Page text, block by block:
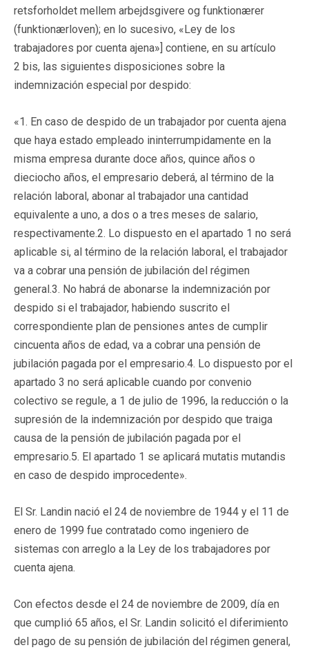
retsforholdet mellem arbejdsgivere og funktionærer
(funktionærloven); en lo sucesivo, «Ley de los
trabajadores por cuenta ajena»] contiene, en su artículo
2 bis, las siguientes disposiciones sobre la
indemnización especial por despido:
«1. En caso de despido de un trabajador por cuenta ajena
que haya estado empleado ininterrumpidamente en la
misma empresa durante doce años, quince años o
dieciocho años, el empresario deberá, al término de la
relación laboral, abonar al trabajador una cantidad
equivalente a uno, a dos o a tres meses de salario,
respectivamente.2. Lo dispuesto en el apartado 1 no será
aplicable si, al término de la relación laboral, el trabajador
va a cobrar una pensión de jubilación del régimen
general.3. No habrá de abonarse la indemnización por
despido si el trabajador, habiendo suscrito el
correspondiente plan de pensiones antes de cumplir
cincuenta años de edad, va a cobrar una pensión de
jubilación pagada por el empresario.4. Lo dispuesto por el
apartado 3 no será aplicable cuando por convenio
colectivo se regule, a 1 de julio de 1996, la reducción o la
supresión de la indemnización por despido que traiga
causa de la pensión de jubilación pagada por el
empresario.5. El apartado 1 se aplicará mutatis mutandis
en caso de despido improcedente».
El Sr. Landin nació el 24 de noviembre de 1944 y el 11 de
enero de 1999 fue contratado como ingeniero de
sistemas con arreglo a la Ley de los trabajadores por
cuenta ajena.
Con efectos desde el 24 de noviembre de 2009, día en
que cumplió 65 años, el Sr. Landin solicitó el diferimiento
del pago de su pensión de jubilación del régimen general,